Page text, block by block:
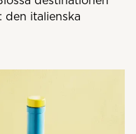
den italienska